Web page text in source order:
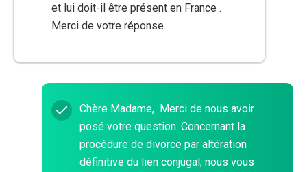
et lui doit-il être présent en France .
Merci de votre réponse.
Chère Madame, Merci de nous avoir
posé votre question. Concernant la
procédure de divorce par altération
définitive du lien conjugal, nous vous